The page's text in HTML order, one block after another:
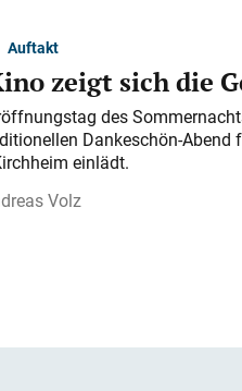
Auftakt
zeigt sich die
des
Dankeschön-
einlädt.
Volz